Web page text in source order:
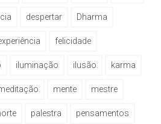
despertar Dharma
felicidade
iluminação ilusão karma
mente mestre
palestra pensamentos